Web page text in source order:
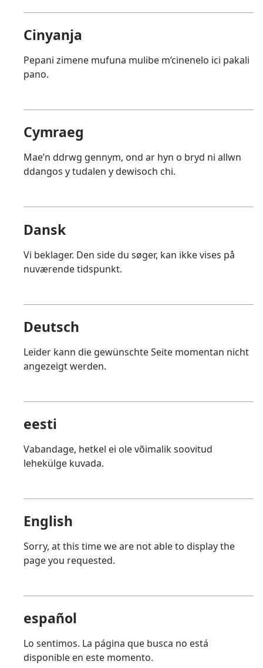
Cinyanja
Pepani zimene mufuna mulibe m’cinenelo ici pakali
pano.
Cymraeg
Mae’n ddrwg gennym, ond ar hyn o bryd ni allwn
ddangos y tudalen y dewisoch chi.
Dansk
Vi beklager. Den side du søger, kan ikke vises på
nuværende tidspunkt.
Deutsch
Leider kann die gewünschte Seite momentan nicht
angezeigt werden.
eesti
Vabandage, hetkel ei ole võimalik soovitud
lehekülge kuvada.
English
Sorry, at this time we are not able to display the
page you requested.
español
Lo sentimos. La página que busca no está
disponible en este momento.